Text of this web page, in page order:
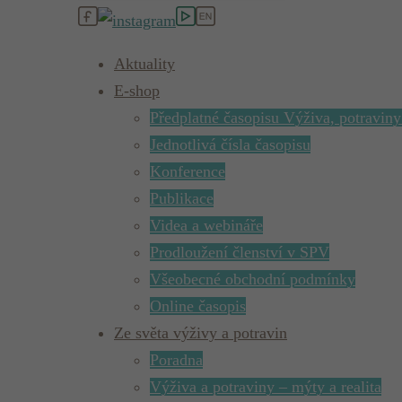
Aktuality
E-shop
Předplatné časopisu Výživa,
Jednotlivá čísla časopisu
Konference
Publikace
Videa a webináře
Prodloužení členství v SPV
Všeobecné obchodní podmínky
Online časopis
Ze světa výživy a potravin
Poradna
Výživa a potraviny – mýty a realita